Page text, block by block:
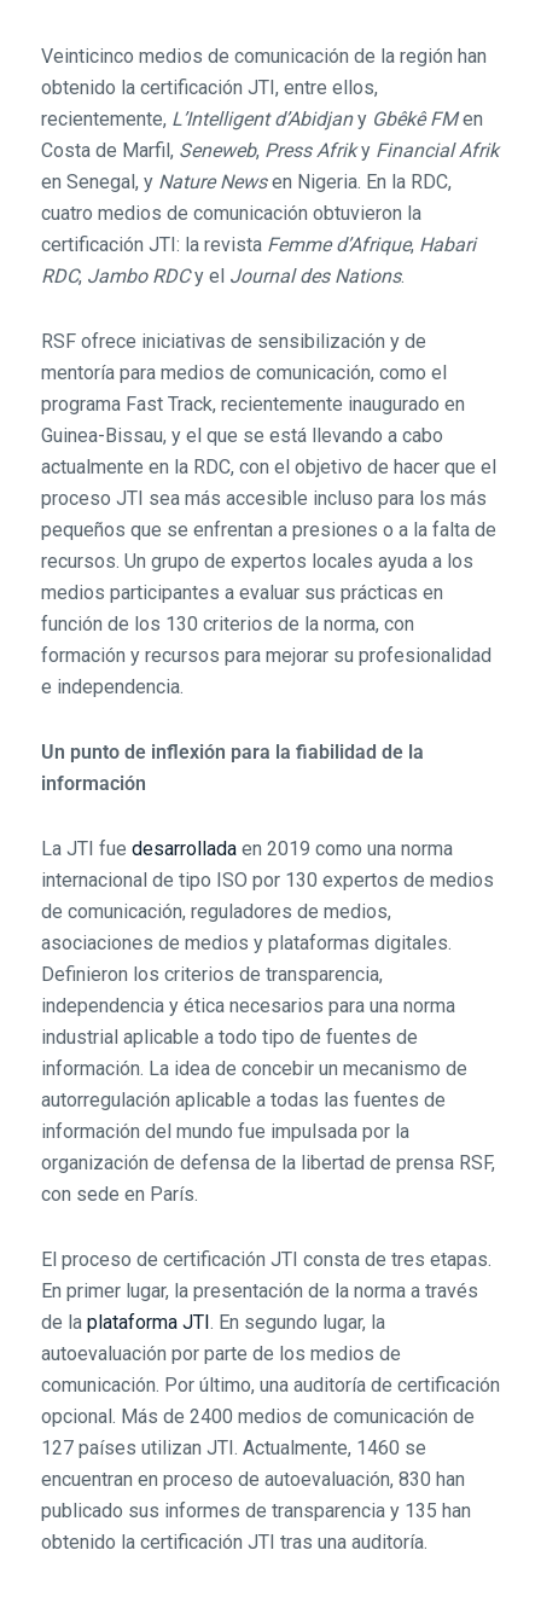
Veinticinco medios de comunicación de la región han
obtenido la certificación JTI, entre ellos,
recientemente, L’Intelligent d’Abidjany Gbêkê FMen
Costa de Marfil, Seneweb, Press Afriky Financial Afrik
en Senegal, y Nature Newsen Nigeria. En la RDC,
cuatro medios de comunicación obtuvieron la
certificación JTI: la revista Femme d’Afrique, Habari
RDC, Jambo RDCy el Journal des Nations.
RSF ofrece iniciativas de sensibilización y de
mentoría para medios de comunicación, como el
programa Fast Track, recientemente inaugurado en
Guinea-Bissau, y el que se está llevando a cabo
actualmente en la RDC, con el objetivo de hacer que el
proceso JTI sea más accesible incluso para los más
pequeños que se enfrentan a presiones o a la falta de
recursos. Un grupo de expertos locales ayuda a los
medios participantes a evaluar sus prácticas en
función de los 130 criterios de la norma, con
formación y recursos para mejorar su profesionalidad
e independencia.
Un punto de inflexión para la fiabilidad de la
información
La JTI fue desarrolladaen 2019 como una norma
internacional de tipo ISO por 130 expertos de medios
de comunicación, reguladores de medios,
asociaciones de medios y plataformas digitales.
Definieron los criterios de transparencia,
independencia y ética necesarios para una norma
industrial aplicable a todo tipo de fuentes de
información. La idea de concebir un mecanismo de
autorregulación aplicable a todas las fuentes de
información del mundo fue impulsada por la
organización de defensa de la libertad de prensa RSF,
con sede en París.
El proceso de certificación JTI consta de tres etapas.
En primer lugar, la presentación de la norma a través
de la plataforma JTI . En segundo lugar, la
autoevaluación por parte de los medios de
comunicación. Por último, una auditoría de certificación
opcional. Más de 2400 medios de comunicación de
127 países utilizan JTI. Actualmente, 1460 se
encuentran en proceso de autoevaluación, 830 han
publicado sus informes de transparencia y 135 han
obtenido la certificación JTI tras una auditoría.